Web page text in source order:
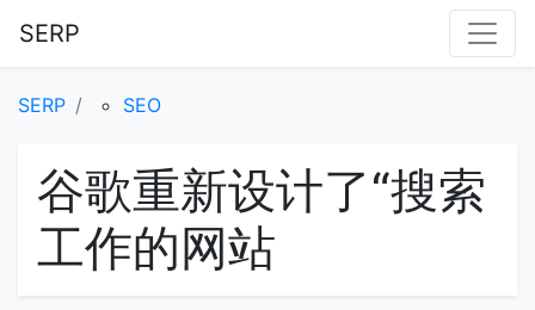
SERP
SERP SEO
谷歌重新设计了“搜索
工作的网站